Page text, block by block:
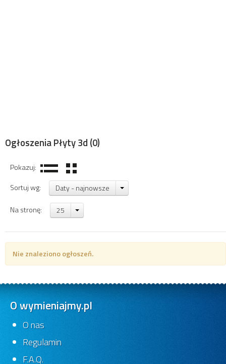
Ogłoszenia Płyty 3d (0)
Pokazuj:
Sortuj wg:
Daty - najnowsze
Na stronę: 25
Nie znaleziono ogłoszeń.
O wymieniajmy.pl
O nas
Regulamin
F.A.Q.